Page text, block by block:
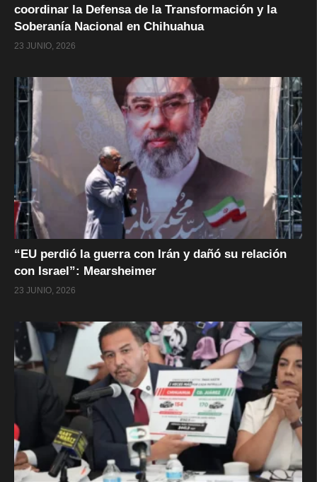
coordinar la Defensa de la Transformación y la
Soberanía Nacional en Chihuahua
23 JUNIO, 2026
“EU perdió la guerra con Irán y dañó su relación
con Israel”: Mearsheimer
23 JUNIO, 2026